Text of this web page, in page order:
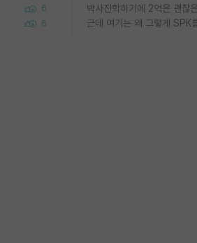
6
6 근데 여기는 왜 그렇게 SPK